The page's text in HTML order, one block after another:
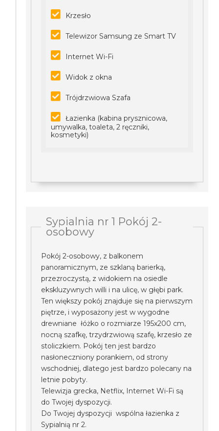
Krzesło
Telewizor Samsung ze Smart TV
Internet Wi-Fi
Widok z okna
Trójdrzwiowa Szafa
Łazienka (kabina prysznicowa,
umywalka, toaleta, 2 ręczniki,
kosmetyki)
Sypialnia nr 1 Pokój 2-
osobowy
Pokój 2-osobowy, z balkonem
panoramicznym, ze szklaną barierką,
przezroczystą, z widokiem na osiedle
ekskluzywnych willi i na ulicę, w głębi park.
Ten większy pokój znajduje się na pierwszym
piętrze, i wyposażony jest w wygodne
drewniane łóżko o rozmiarze 195x200 cm,
nocną szafkę, trzydrzwiową szafę, krzesło ze
stoliczkiem. Pokój ten jest bardzo
nasłoneczniony porankiem, od strony
wschodniej, dlatego jest bardzo polecany na
letnie pobyty.
Telewizja grecka, Netflix, Internet Wi-Fi są
do Twojej dyspozycji.
Do Twojej dyspozycji wspólna łazienka z
Sypialnią nr 2.